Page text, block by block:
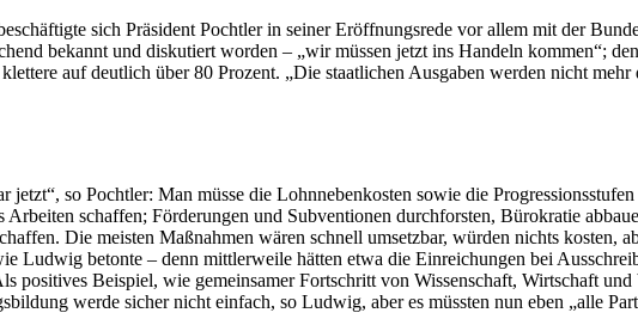
sich Präsident Pochtler in seiner Eröffnungsrede vor allem mit der
bekannt und diskutiert worden – „wir müssen jetzt ins Handeln kommen“;
auf deutlich über 80 Prozent. „Die staatlichen Ausgaben werden nicht
jetzt“, so Pochtler: Man müsse die Lohnnebenkosten sowie die
schaffen; Förderungen und Subventionen durchforsten, Bürokratie
Die meisten Maßnahmen wären schnell umsetzbar, würden nichts kosten,
Ludwig betonte – denn mittlerweile hätten etwa die Einreichungen bei
positives Beispiel, wie gemeinsamer Fortschritt von Wissenschaft, Wirtschaft
werde sicher nicht einfach, so Ludwig, aber es müssten nun eben „alle